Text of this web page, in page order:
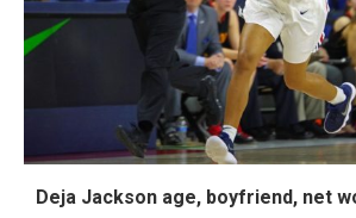
Deja Jackson age, boyfriend, net